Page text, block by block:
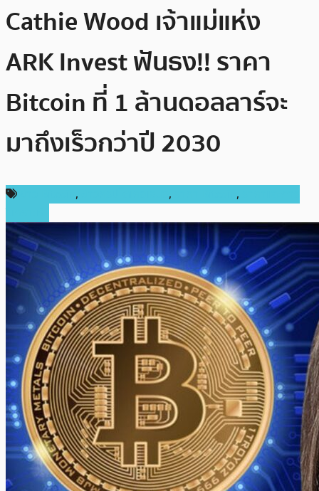
Cathie Wood เจ้าแม่แห่ง
ARK Invest ฟันธง!! ราคา
Bitcoin ที่ 1 ล้านดอลลาร์จะ
มาถึงเร็วกว่าปี 2030
, , ,